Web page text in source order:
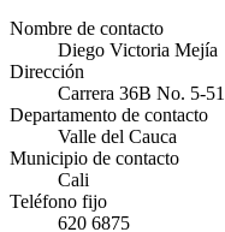
Nombre de contacto
Diego Victoria Mejía
Dirección
Carrera 36B No. 5-51
Departamento de contacto
Valle del Cauca
Municipio de contacto
Cali
Teléfono fijo
620 6875